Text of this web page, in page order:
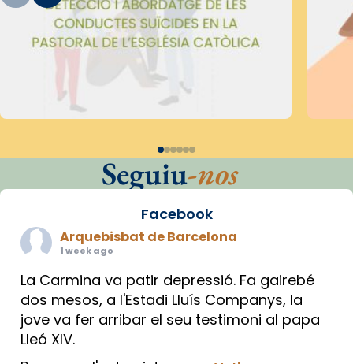
Seguiu-nos
Facebook
Arquebisbat de Barcelona
1 week ago
La Carmina va patir depressió. Fa gairebé
dos mesos, a l'Estadi Lluís Companys, la
jove va fer arribar el seu testimoni al papa
Lleó XIV.